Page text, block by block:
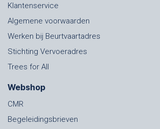
Klantenservice
Algemene voorwaarden
Werken bij Beurtvaartadres
Stichting Vervoeradres
Trees for All
Webshop
CMR
Begeleidingsbrieven